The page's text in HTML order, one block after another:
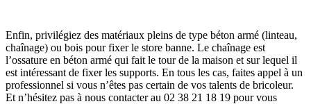
Enfin, privilégiez des matériaux pleins de type béton armé (linteau,
chaînage) ou bois pour fixer le store banne. Le chaînage est
l’ossature en béton armé qui fait le tour de la maison et sur lequel il
est intéressant de fixer les supports. En tous les cas, faites appel à un
professionnel si vous n’êtes pas certain de vos talents de bricoleur.
Et n’hésitez pas à nous contacter au 02 38 21 18 19 pour vous